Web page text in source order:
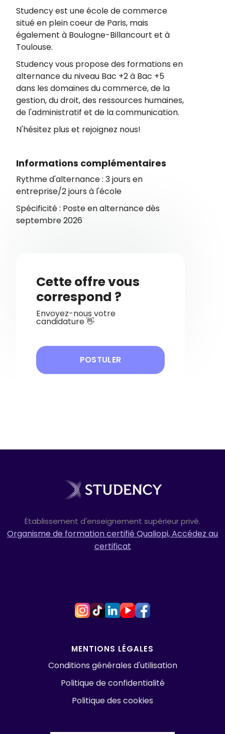
Studency est une école de commerce
situé en plein coeur de Paris, mais
également à Boulogne-Billancourt et à
Toulouse.
Studency vous propose des formations en
alternance du niveau Bac +2 à Bac +5
dans les domaines du commerce, de la
gestion, du droit, des ressources humaines,
de l'administratif et de la communication.
N'hésitez plus et rejoignez nous!
Informations complémentaires
Rythme d'alternance : 3 jours en
entreprise/2 jours à l'école
Spécificité : Poste en alternance dès
septembre 2026
Cette offre vous
correspond ?
Envoyez-nous votre
candidature 👋
POSTULER
Établissement d'enseignement supérieur privé.
Organisme de formation certifié Qualiopi, Accédez au
certificat
MENTIONS LÉGALES
Conditions générales d'utilisation
Politique de confidentialité
Politique des cookies